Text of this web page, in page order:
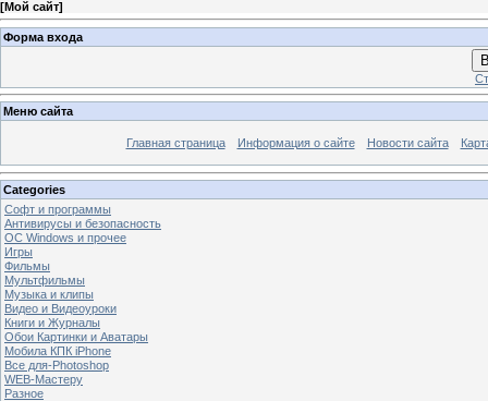
[Мой сайт]
Форма входа
Меню сайта
Главная страница Информация о сайте Новости сайта
Categories
Софт и программы
Антивирусы и безопасность
OC Windows и прочее
Игры
Фильмы
Мультфильмы
Музыка и клипы
Видео и Видеоуроки
Книги и Журналы
Обои Картинки и Аватары
Мобила КПК iPhone
Все для-Photoshop
WEB-Мастеру
Разное